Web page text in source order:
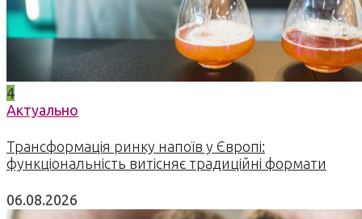
4
Актуально
Трансформація ринку напоїв у Європі:
функціональність витісняє традиційні формати
06.08.2026